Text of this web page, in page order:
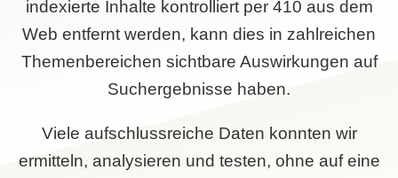
indexierte Inhalte kontrolliert per 410 aus dem
Web entfernt werden, kann dies in zahlreichen
Themenbereichen sichtbare Auswirkungen auf
Suchergebnisse haben.
Viele aufschlussreiche Daten konnten wir
ermitteln, analysieren und testen, ohne auf eine